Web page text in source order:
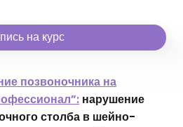
на курс
позвоночника на
нарушение
столба в шейно-